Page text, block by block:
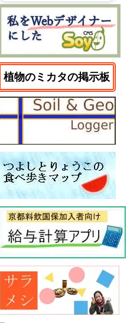
植物のミカタの掲示板